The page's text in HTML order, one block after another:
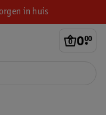
in huis
0.
00